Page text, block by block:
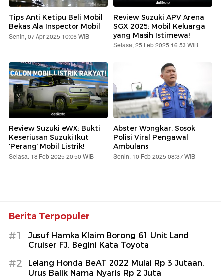
Tips Anti Ketipu Beli Mobil
Bekas Ala Inspector Mobil
Senin, 07 Apr 2025 10:06 WIB
Review Suzuki APV Arena
SGX 2025: Mobil Keluarga
yang Masih Istimewa!
Selasa, 25 Feb 2025 16:53 WIB
Review Suzuki eWX: Bukti
Keseriusan Suzuki Ikut
'Perang' Mobil Listrik!
Selasa, 18 Feb 2025 20:50 WIB
Abster Wongkar, Sosok
Polisi Viral Pengawal
Ambulans
Senin, 10 Feb 2025 08:37 WIB
Berita Terpopuler
#1
Jusuf Hamka Klaim Borong 61 Unit Land
Cruiser FJ, Begini Kata Toyota
#2
Lelang Honda BeAT 2022 Mulai Rp 3 Jutaan,
Urus Balik Nama Nyaris Rp 2 Juta